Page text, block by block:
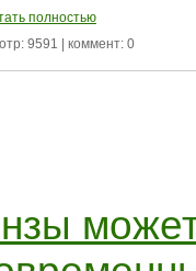
полностью
9591 | коммент: 0